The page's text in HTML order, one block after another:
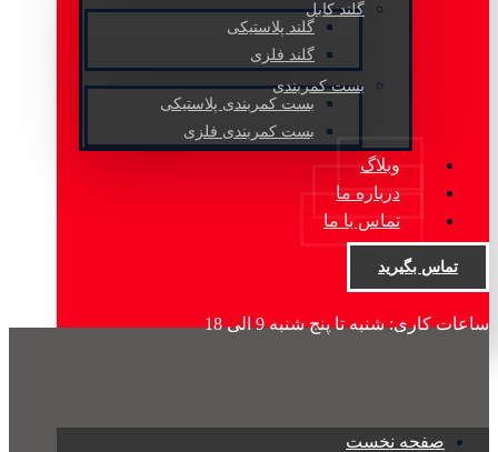
گلند کابل
گلند پلاستیکی
گلند فلزی
بست کمربندی
بست کمربندی پلاستیکی
بست کمربندی فلزی
وبلاگ
درباره ما
تماس با ما
تماس بگیرید
ساعات کاری: شنبه تا پنج شنبه 9 الی 18
صفحه نخست